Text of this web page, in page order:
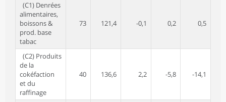
(C1) Denrées
alimentaires,
boissons &
prod. base
tabac
73 121,4 -0,1 0,2 0,5
(C2) Produits
de la
cokéfaction
et du
raffinage
40 136,6 2,2 -5,8 -14,1